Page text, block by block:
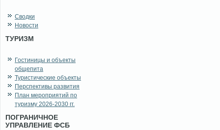
Сводки
Новости
ТУРИЗМ
Гостиницы и объекты
общепита
Туристические объекты
Перспективы развития
План мероприятий по
туризму 2026-2030 гг.
ПОГРАНИЧНОЕ
УПРАВЛЕНИЕ ФСБ